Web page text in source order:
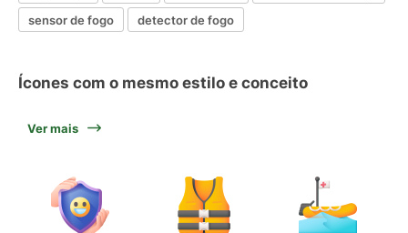
sensor de fogo
detector de fogo
Ícones com o mesmo estilo e conceito
Ver mais